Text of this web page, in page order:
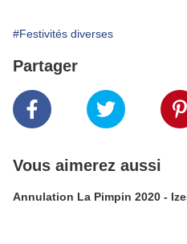
#Festivités diverses
Partager
Vous aimerez aussi
Annulation La Pimpin 2020 -